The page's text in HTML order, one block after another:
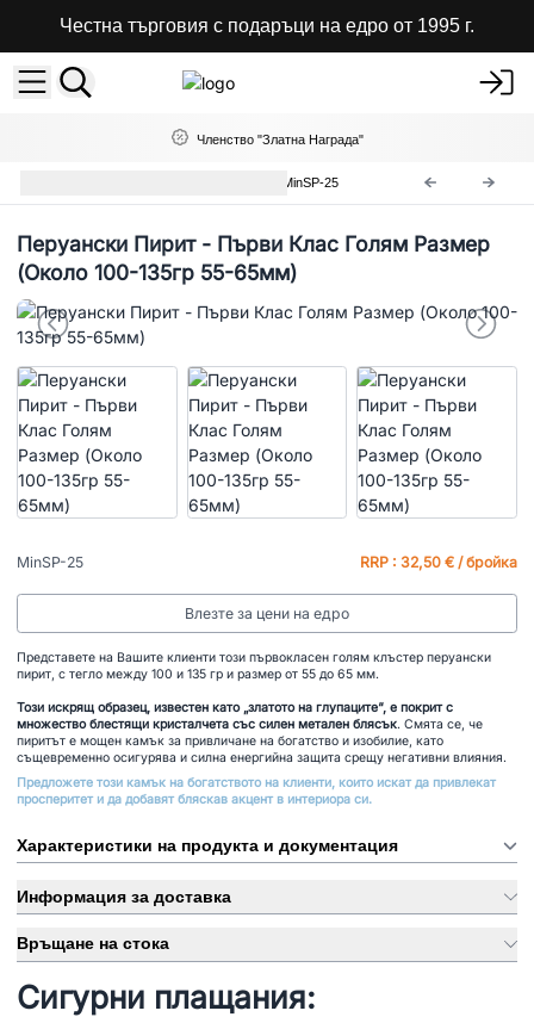
Честна търговия с подаръци на едро от 1995 г.
Членство "Златна Награда"
MinSP-25
Перуански Пирит - Първи Клас Голям Размер
(Около 100-135гр 55-65мм)
MinSP-25 RRP : 32,50 € / бройка
Влезте за цени на едро
Представете на Вашите клиенти този първокласен голям клъстер перуански
пирит, с тегло между 100 и 135 гр и размер от 55 до 65 мм.
Този искрящ образец, известен като „златото на глупаците“, е покрит с
множество блестящи кристалчета със силен метален блясък. Смята се, че
пиритът е мощен камък за привличане на богатство и изобилие, като
същевременно осигурява и силна енергийна защита срещу негативни влияния.
Предложете този камък на богатството на клиенти, които искат да привлекат
просперитет и да добавят бляскав акцент в интериора си.
Характеристики на продукта и документация
Информация за доставка
Връщане на стока
Сигурни плащания: